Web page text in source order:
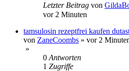
Letzter Beitrag von
vor 2 Minuten
tamsulosin rezeptfrei kaufen
von ZaneCoombs » vor 2
»
0 Antworten
1 Zugriffe